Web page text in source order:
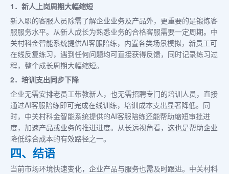
1．新人上岗周期大幅缩短
新入职的客服人员除需了解企业业务及产品外，更重要的是锻炼客
服服务水平。从新人成长为熟悉业务的合格客服需要一定周期。中
关村科金智能系统提供AI客服陪练，内置各类场景模拟，新员工可
在线反复练习，遇到任何问题均可直接获得反馈，同时记录练习过
程，整个成长周期大幅缩短。
2．培训支出同步下降
企业无需安排老员工带教新人，也无需招聘专门的培训人员，直接
通过AI客服陪练即可完成在线训练，培训成本支出显著降低。同
时，中关村科金智能系统提供的AI客服陪练还能帮助缩短审批进
度，加速产品或业务的推进进度。从长远视角看，这也是帮助企业
降低综合成本的有效路径之一。
四、结语
当前市场环境快速变化，企业产品与服务也需及时跟进。中关村科